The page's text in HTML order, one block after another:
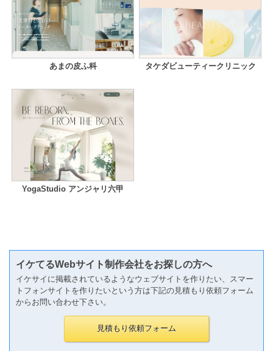
あまの皮ふ科 タケダビューティークリニック
YogaStudio アンジャリ六甲
イケてるWebサイト制作会社をお探しの方へ
イケサイに掲載されているようなウェブサイトを作りたい、スマー
トフォンサイトを作りたいという方は下記の見積もり依頼フォーム
からお問い合わせ下さい。